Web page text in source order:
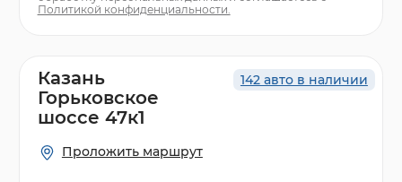
Политикой конфиденциальности.
142 авто в наличии
Казань
Горьковское
шоссе 47к1
Проложить маршрут